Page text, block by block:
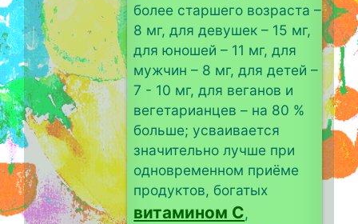
более старшего возраста –
8 мг, для девушек – 15 мг,
для юношей – 11 мг, для
мужчин – 8 мг, для детей –
7 - 10 мг, для веганов и
вегетарианцев – на 80 %
больше; усваивается
значительно лучше при
одновременном приёме
продуктов, богатых
витамином C,